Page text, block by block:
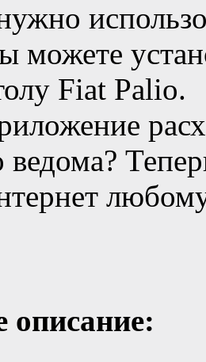
можете
Fiat Palio.
ведома?
описание: